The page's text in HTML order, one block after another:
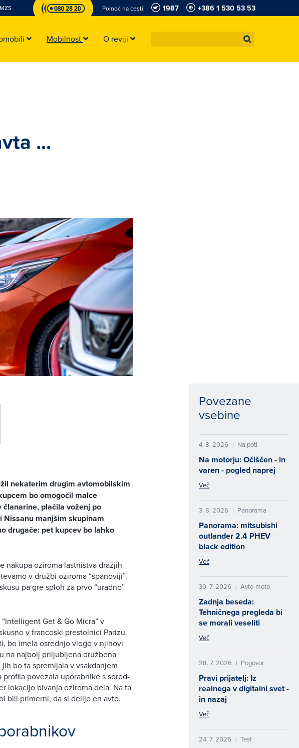
Pomoč na cesti: 1987 +386 1 530 53 53
Mobilnost O reviji
...
nekaterim drugim avtomobilskim
bo omogočil malce
plačila voženj po
manjšim skupinam
drugače: pet kupcev bo lahko
nakupa oziroma lastništva dražjih
v družbi oziroma “španoviji”.
pa gre sploh za prvo “uradno”
Get & Go Micra” v
v francoski prestolnici Parizu.
bo imela osrednjo vlogo v njihovi
na najbolj priljubljena družbena
bo ta spremljala v vsakdanjem
povezala uporabnike s sorod-
lokacijo bivanja oziroma dela. Na ta
bili primerni, da si delijo en avto.
Povezane
vsebine
4. 8. 2026 | Na poti
Na motorju: Očiščen - in
varen - pogled naprej
Več
3. 8. 2026 | Panorama
Panorama: mitsubishi
outlander 2.4 PHEV
black edition
Več
30. 7. 2026 | Avto-moto
Zadnja beseda:
Tehničnega pregleda bi
se morali veseliti
Več
28. 7. 2026 | Pogovor
Pravi prijatelj: Iz
realnega v digitalni svet -
in nazaj
Več
24. 7. 2026 | Test